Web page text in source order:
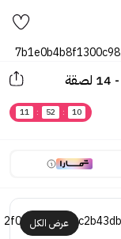
11 : 52 :
10
عرض الكل